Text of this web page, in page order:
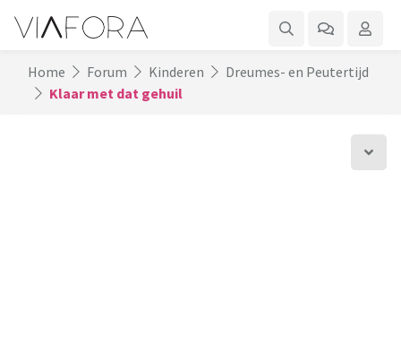
Home Forum Kinderen
Dreumes- en Peutertijd
Klaar met dat gehuil